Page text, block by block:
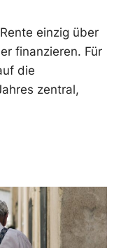
einzig über
finanzieren. Für
die
zentral,